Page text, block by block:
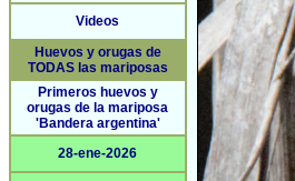
Videos
Huevos y orugas de
TODAS las mariposas
Primeros huevos y
orugas de la mariposa
'Bandera argentina'
28-ene-2026